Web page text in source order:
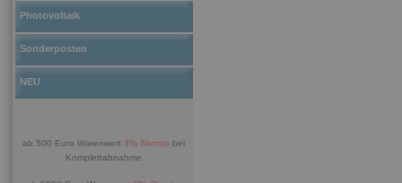
Photovoltaik
Sonderposten
NEU
ab 500 Euro Warenwert 3% Skonto bei
Komplettabnahme